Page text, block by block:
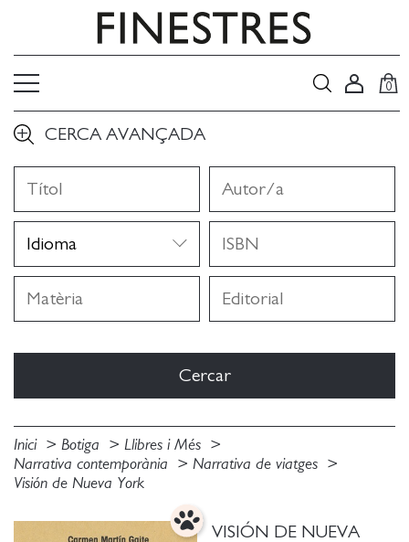
0
CERCA AVANÇADA
Inici Botiga
Llibres i Més
Narrativa contemporània
Narrativa de viatges
Visión de Nueva York
VISIÓN DE NUEVA